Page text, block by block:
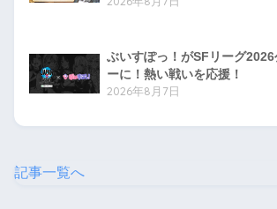
ぶいすぽっ！がSFリーグ
ーに！熱い戦いを応援！
2026年8月7日
記事一覧へ